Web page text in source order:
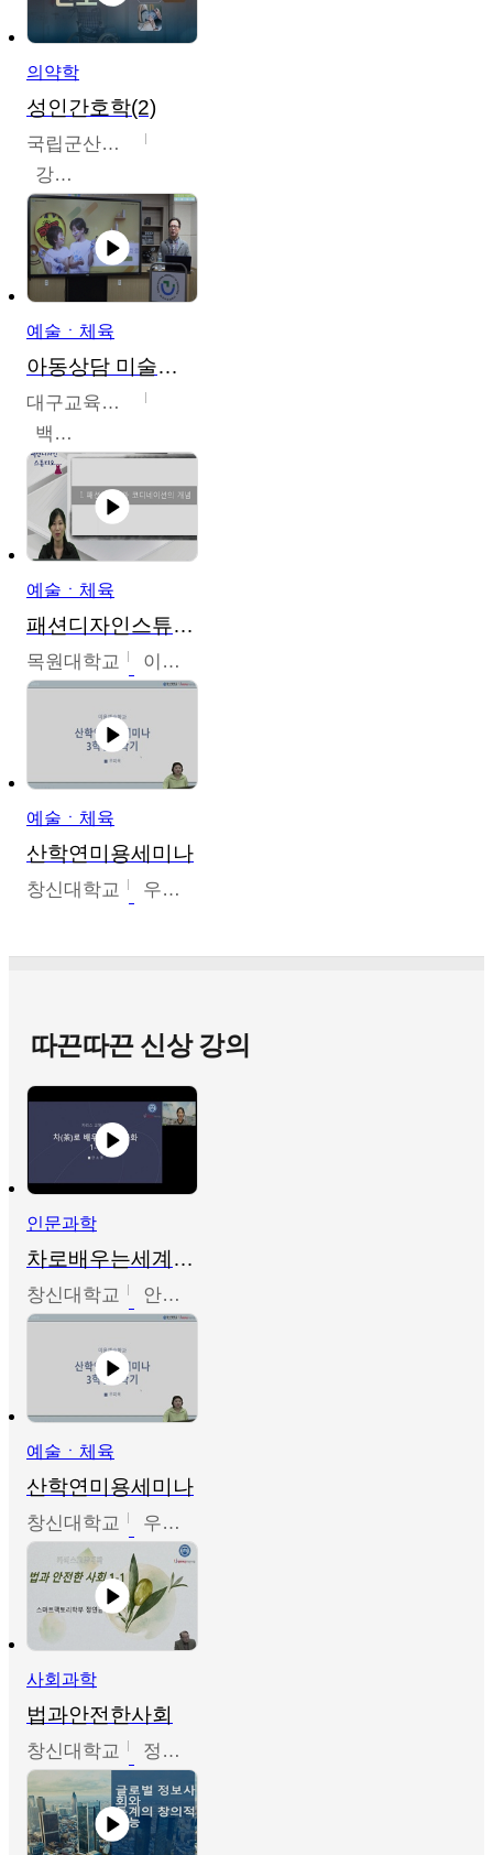
의약학
성인간호학(2)
국립군산대학교
강경아
예술ㆍ체육
아동상담 미술치료
대구교육대학교
백중열
예술ㆍ체육
패션디자인스튜디오
목원대학교 이건희
예술ㆍ체육
산학연미용세미나
창신대학교 우미옥,오윤경,박선이
따끈따끈 신상 강의
인문과학
차로배우는세계문화
창신대학교 안소영
예술ㆍ체육
산학연미용세미나
창신대학교 우미옥,오윤경,박선이
사회과학
법과안전한사회
창신대학교 정연균